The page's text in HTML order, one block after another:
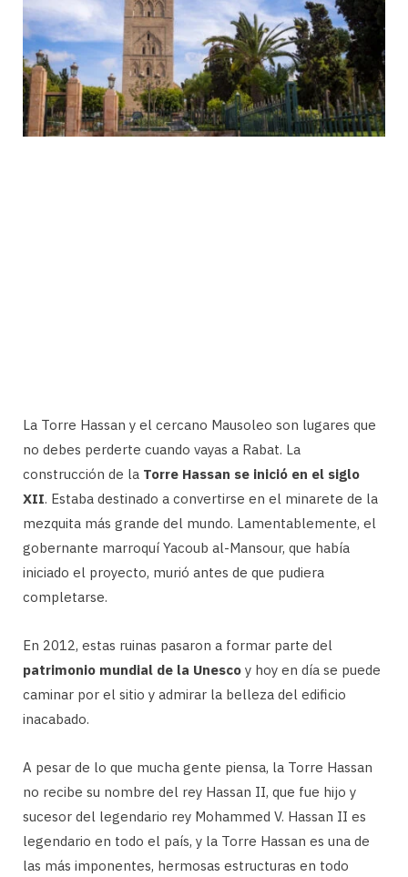
La Torre Hassan y el cercano Mausoleo son lugares que
no debes perderte cuando vayas a Rabat. La
construcción de la Torre Hassan se inició en el siglo
XII. Estaba destinado a convertirse en el minarete de la
mezquita más grande del mundo. Lamentablemente, el
gobernante marroquí Yacoub al-Mansour, que había
iniciado el proyecto, murió antes de que pudiera
completarse.
En 2012, estas ruinas pasaron a formar parte del
patrimonio mundial de la Unesco y hoy en día se puede
caminar por el sitio y admirar la belleza del edificio
inacabado.
A pesar de lo que mucha gente piensa, la Torre Hassan
no recibe su nombre del rey Hassan II, que fue hijo y
sucesor del legendario rey Mohammed V. Hassan II es
legendario en todo el país, y la Torre Hassan es una de
las más imponentes, hermosas estructuras en todo